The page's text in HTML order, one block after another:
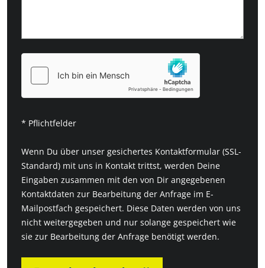
* Pflichtfelder
Wenn Du über unser gesichertes Kontaktformular (SSL-
Standard) mit uns in Kontakt trittst, werden Deine
Eingaben zusammen mit den von Dir angegebenen
Kontaktdaten zur Bearbeitung der Anfrage im E-
Mailpostfach gespeichert. Diese Daten werden von uns
nicht weitergegeben und nur solange gespeichert wie
sie zur Bearbeitung der Anfrage benötigt werden.